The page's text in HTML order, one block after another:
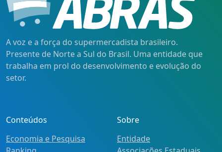
A voz e a força do supermercadista brasileiro.
Presente de Norte a Sul do Brasil. Uma entidade que
trabalha em prol do desenvolvimento e evolução do
setor.
Conteúdos
Economia e Pesquisa
Sobre
Entidade